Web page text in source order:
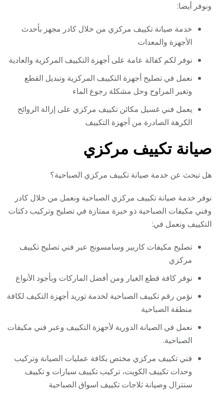
ونوفر أيضا:
خدمة صيانة تكييف مركزي من خلال كادر مجهز بأحدث
الأجهزة والمعدات
نوفر لكم كفالة عامة على أجهزة التكييف المركزية والعادية
نعمل في تصليح أجهزة التكييف المركزية وتبديل القطع
وتغير المراوح وحل مشكلة رجوع الماء
يعمل فني غسيل مكائن تكييف مركزي على إزالة الروائح
الكرهة الصادرة من أجهزة التكييف
صيانة تكييف مركزي
هل تبحث عن خدمة صيانة تكييف مركزي الصباحية؟
نوفر خدمة صيانة تكييف مركزي الصباحية ونعمل من خلال كادر
وفني مكيفات الصباحية ذو خبرة ممتازة في تصليح وتركيب دكتات
التكييف ونعمل في:
تصليح مكيفات كاربير وسامسونج عبر فني تصليح تكييف
مركزي
نوفر كافة قطع الغيار ومن أفضل الماركات وبأجود الأنواع
نؤمن رقم تكييف الصباحية لخدمة توريد أجهزة التكيف لكافة
منطقة الصباحية
نعمل في الصيانة الدورية لأجهزة التكييف وعبر فني مكيفات
الصباحية.
فني تكييف مركزي مختص بكافة عمليات الصيانة وتركيب
وحدات تكييف الكويت، تركيب تكييف سيارات و تكييف
سنترال وصيانة ثلاجات تكييف اسواق الصباحية